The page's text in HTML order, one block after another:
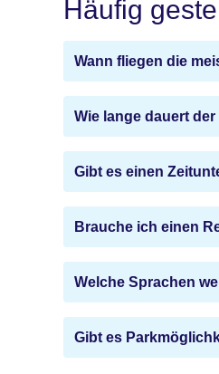
Häufig
Wann fliegen die
Wie lange dauert
Gibt es einen
Brauche ich einen
Welche Sprachen
Gibt es